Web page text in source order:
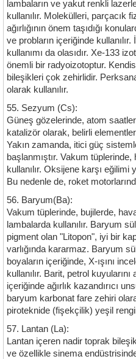
lambaların ve yakut renkli
kullanılır. Molekülleri, parçacık
ağırlığının önem taşıdığı
ve probların içeriğinde
kullanımı da olasıdır. Xe-133
önemli bir radyoizotoptur.
bileşikleri çok zehirlidir.
olarak kullanılır.
55. Sezyum (Cs):
Güneş gözelerinde, atom
katalizör olarak, belirli
Yakın zamanda, itici güç
başlanmıştır. Vakum tüplerinde,
kullanılır. Oksijene karşı
Bu nedenle de, roket
56. Baryum(Ba):
Vakum tüplerinde, bujilerde,
lambalarda kullanılır. Baryum
pigment olan "Litopon", iyi bir
varlığında kararmaz. Baryum
boyaların içeriğinde, X-ışını
kullanılır. Barit, petrol kuyularını
içeriğinde ağırlık kazandırıcı
baryum karbonat fare zehiri
piroteknide (fişekçilik) yeşil
57. Lantan (La):
Lantan içeren nadir toprak
ve özellikle sinema